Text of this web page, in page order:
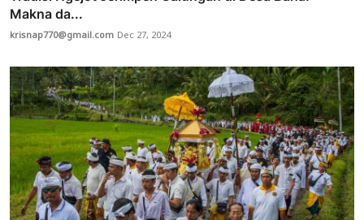
Makna da...
krisnap770@gmail.com Dec 27, 2024